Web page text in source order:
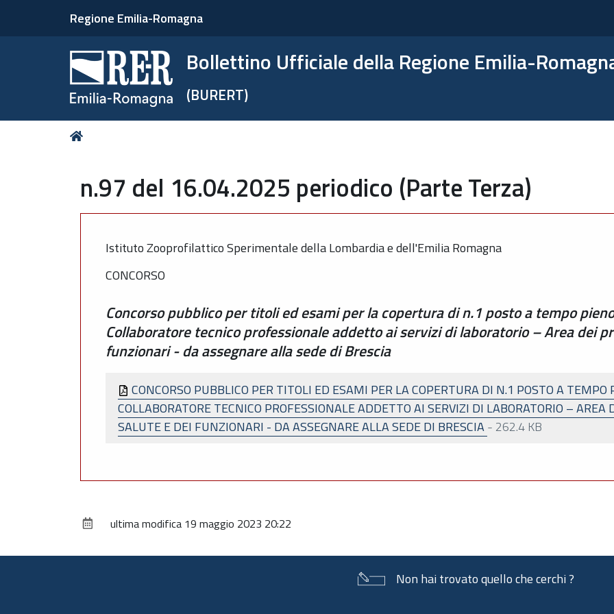
Regione Emilia-Romagna
Bollettino Ufficiale della Regione Emilia-
(BURERT)
Tu
n.97 del 16.04.2025 periodico (Parte Terza)
Istituto Zooprofilattico Sperimentale della Lombardia e dell'Emilia Romagna
CONCORSO
Concorso pubblico per titoli ed esami per la copertura di n.1 posto a tempo
Collaboratore tecnico professionale addetto ai servizi di laboratorio – Area dei
funzionari - da assegnare alla sede di Brescia
CONCORSO PUBBLICO PER TITOLI ED ESAMI PER LA COPERTURA DI N.1 POSTO A
COLLABORATORE TECNICO PROFESSIONALE ADDETTO AI SERVIZI DI LABORATORIO –
SALUTE E DEI FUNZIONARI - DA ASSEGNARE ALLA SEDE DI BRESCIA- 262.4 KB
ultima modifica 19 maggio 2023 20:22
Non hai trovato quello che cerchi ?